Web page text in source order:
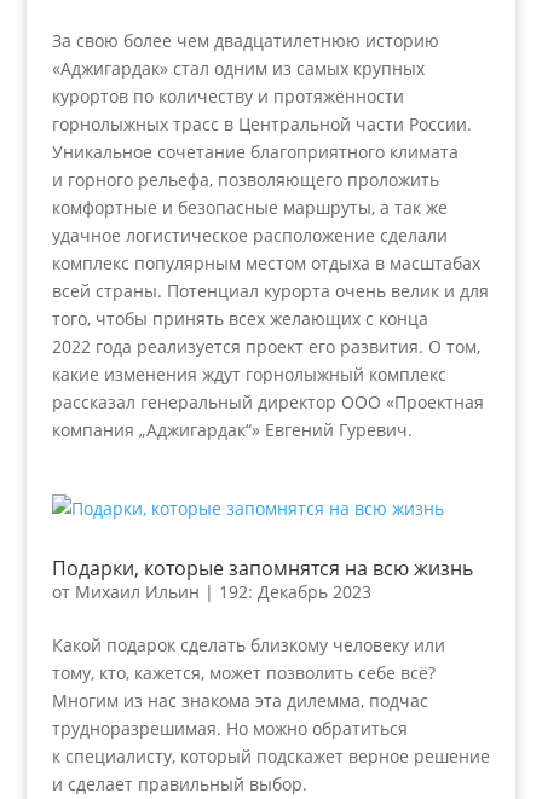
За свою более чем двадцатилетнюю историю
«Аджигардак» стал одним из самых крупных
курортов по количеству и протяжённости
горнолыжных трасс в Центральной части России.
Уникальное сочетание благоприятного климата
и горного рельефа, позволяющего проложить
комфортные и безопасные маршруты, а так же
удачное логистическое расположение сделали
комплекс популярным местом отдыха в масштабах
всей страны. Потенциал курорта очень велик и для
того, чтобы принять всех желающих с конца
2022 года реализуется проект его развития. О том,
какие изменения ждут горнолыжный комплекс
рассказал генеральный директор ООО «Проектная
компания „Аджигардак“» Евгений Гуревич.
Подарки, которые запомнятся на всю жизнь
от Михаил Ильин | 192: Декабрь 2023
Какой подарок сделать близкому человеку или
тому, кто, кажется, может позволить себе всё?
Многим из нас знакома эта дилемма, подчас
трудноразрешимая. Но можно обратиться
к специалисту, который подскажет верное решение
и сделает правильный выбор.